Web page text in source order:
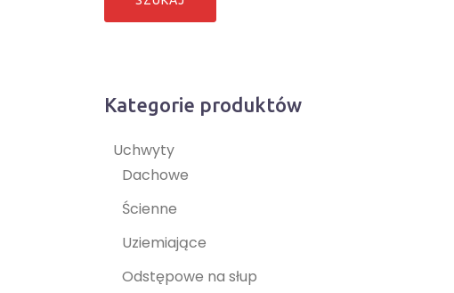
Kategorie produktów
Uchwyty
Dachowe
Ścienne
Uziemiające
Odstępowe na słup